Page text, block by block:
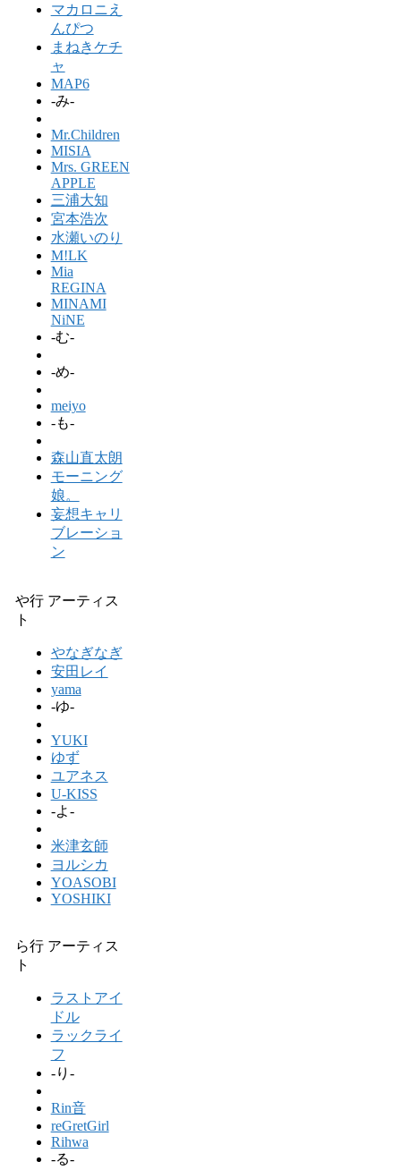
マカロニえ
んぴつ
まねきケチ
ャ
MAP6
-み-
Mr.Children
MISIA
Mrs. GREEN
APPLE
三浦大知
宮本浩次
水瀬いのり
M!LK
Mia
REGINA
MINAMI
NiNE
-む-
-め-
meiyo
-も-
森山直太朗
モーニング
娘。
妄想キャリ
ブレーショ
ン
や行 アーティス
ト
やなぎなぎ
安田レイ
yama
-ゆ-
YUKI
ゆず
ユアネス
U-KISS
-よ-
米津玄師
ヨルシカ
YOASOBI
YOSHIKI
ら行 アーティス
ト
ラストアイ
ドル
ラックライ
フ
-り-
Rin音
reGretGirl
Rihwa
-る-